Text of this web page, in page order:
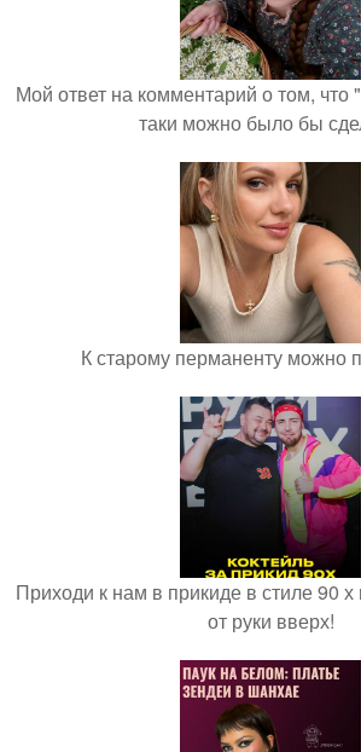
Мой ответ на комментарий о том, что
таки можно было бы
К старому перманенту можно
Приходи к нам в прикиде в стиле 90 х
от руки вверх!